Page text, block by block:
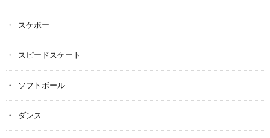
スケボー
スピードスケート
ソフトボール
ダンス